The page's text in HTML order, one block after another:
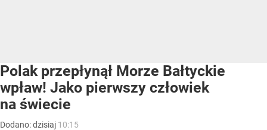
Polak przepłynął Morze Bałtyckie
wpław! Jako pierwszy człowiek
na świecie
Dodano:dzisiaj 10:15